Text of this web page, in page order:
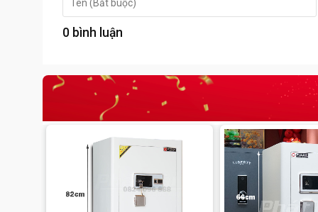
Phù hợp sử dụng trong gia đình, công ty, văn
• Tiền mặt, sổ đỏ, giấy tờ quan trọng
• Hồ sơ tài liệu, hợp đồng...
W86EV khóa vân tay điện tử
minh, đồng hành cùng bạn trong việc quản lý an
vấn và nhận ưu đãi tốt nhất!
0 bình luận